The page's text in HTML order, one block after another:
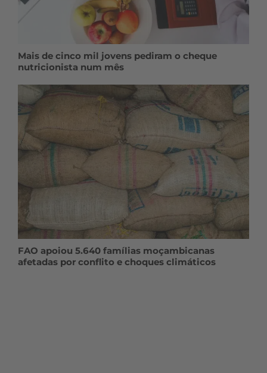
Mais de cinco mil jovens pediram o cheque
nutricionista num mês
FAO apoiou 5.640 famílias moçambicanas
afetadas por conflito e choques climáticos